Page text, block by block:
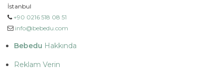
İstanbul
+90 0216 518 08 51
info@bebedu.com
Bebedu Hakkında
Reklam Verin